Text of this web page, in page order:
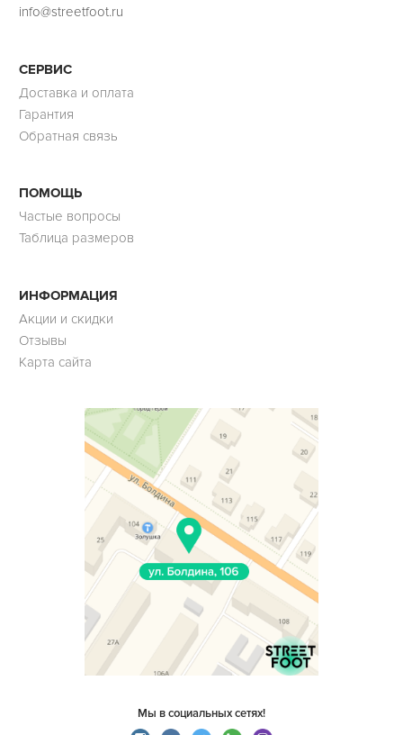
info@streetfoot.ru
СЕРВИС
Доставка и оплата
Гарантия
Обратная связь
ПОМОЩЬ
Частые вопросы
Таблица размеров
ИНФОРМАЦИЯ
Акции и скидки
Отзывы
Карта сайта
Мы в социальных сетях!